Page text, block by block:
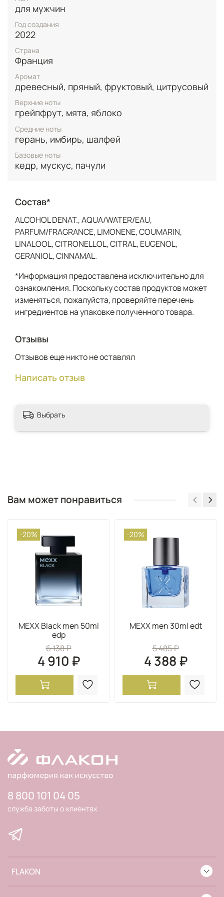
энергией. В «сердце» аромата пряный имбирь
гармонично сочетается с травянистыми
оттенками шалфея и герани, придавая звучанию
мужской характер и динамику. База построена на
пачули и мускуса, которые оставляют спокойный и
уверенный шлейф.​
Дизайн флакона объемом пятьдесят миллилитров
подчеркивает экологичность продукта: он
выполнен из переработанного стекла. Это
универсальный древесно-ароматический парфюм,
который идеально подходит для повседневного
использования, даря ощущение чистоты и
утренней свежести в течение всего дня.
для мужчин
Год создания
2022
Страна
Франция
Аромат
древесный, пряный, фруктовый, цитрусовый
Верхние ноты
грейпфрут, мята, яблоко
Средние ноты
герань, имбирь, шалфей
Базовые ноты
кедр, мускус, пачули
Состав*
ALCOHOL DENAT., AQUA/WATER/EAU,
PARFUM/FRAGRANCE, LIMONENE, COUMARIN,
LINALOOL, CITRONELLOL, CITRAL, EUGENOL,
GERANIOL, CINNAMAL.
*Информация предоставлена исключительно для
ознакомления. Поскольку состав продуктов может
изменяться, пожалуйста, проверяйте перечень
ингредиентов на упаковке полученного товара.
Отзывы
Отзывов еще никто не оставлял
Написать отзыв
Выбрать
Вам может понравиться
-20%
MEXX Black men 50ml
edp
6 138 ₽
4 910 ₽
-20%
MEXX men 30ml edt
5 485 ₽
4 388 ₽
FLAKON
8 800 101 04 05
служба заботы о клиентах